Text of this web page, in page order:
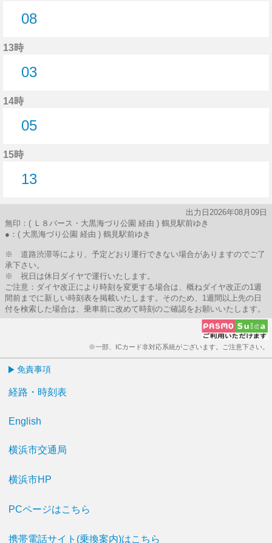
08
13時
03
14時
05
15時
13
出力日2026年08月09日
無印：( Ｌ８バース・大黒海づり公園 経由 ) 鶴見駅前ゆき
●：( 大黒海づり公園 経由 ) 鶴見駅前ゆき
※ 道路渋滞等により、予定どおり運行できない場合がありますのでご了
承下さい。
※ 祝日は休日ダイヤで運行いたします。
ご注意：ダイヤ改正により時刻を変更する場合は、概ねダイヤ改正の1週
間前までに新しい時刻表を掲載いたします。そのため、1週間以上先の日
付を検索した場合は、乗車前に改めて時刻のご確認をお願いいたします。
※一部、ICカード非対応系統がございます。ご注意下さい。
免責事項
経路・時刻表
English
横浜市交通局
横浜市HP
PCページはこちら
携帯電話サイト(乗換案内)はこちら